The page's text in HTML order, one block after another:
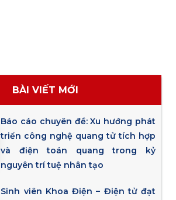
BÀI VIẾT MỚI
Báo cáo chuyên đề: Xu hướng phát
triển công nghệ quang tử tích hợp
và điện toán quang trong kỷ
nguyên trí tuệ nhân tạo
Sinh viên Khoa Điện – Điện tử đạt